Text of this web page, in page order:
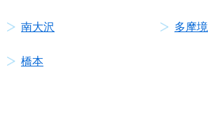
南大沢 多摩境
橋本